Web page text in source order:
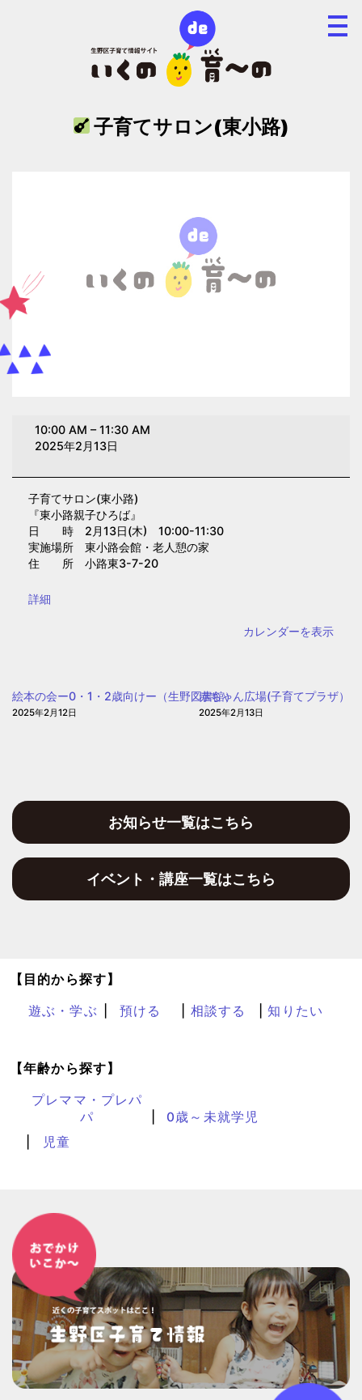
子育てサロン(東小路)
10:00 AM –11:30 AM
2025年2月13日
子育てサロン(東小路)
『東小路親子ひろば』
日 時 2月13日(木) 10:00-11:30
実施場所 東小路会館・老人憩の家
住 所 小路東3-7-20
{title}
詳細
カレンダーを表示
絵本の会ー0・1・2歳向けー（生野図書館）
2025年2月12日
赤ちゃん広場(子育てプラザ）
2025年2月13日
お知らせ一覧はこちら
イベント・講座一覧はこちら
【目的から探す】
遊ぶ・学ぶ 預ける 相談する 知りたい
【年齢から探す】
プレママ・プレパ
パ
0歳～未就学児
児童